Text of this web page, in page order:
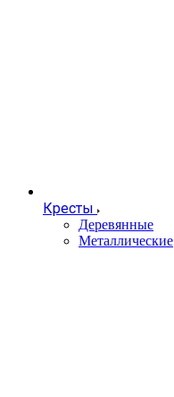
Кресты
Деревянные
Металлические